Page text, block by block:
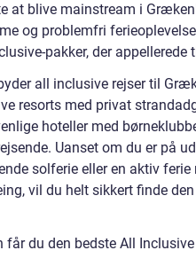
at blive mainstream i
og problemfri
pakker, der
all inclusive rejser til
resorts med privat
hoteller med
Uanset om du er på
solferie eller en aktiv
vil du helt sikkert finde
får du den bedste All